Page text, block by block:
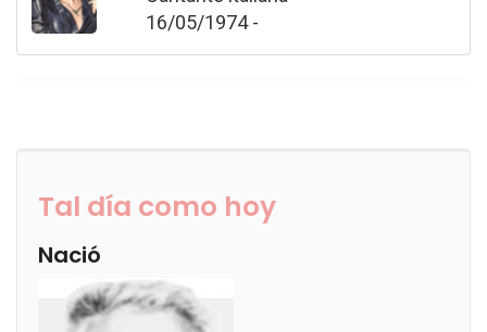
16/05/1974 -
Tal día como hoy
Nació